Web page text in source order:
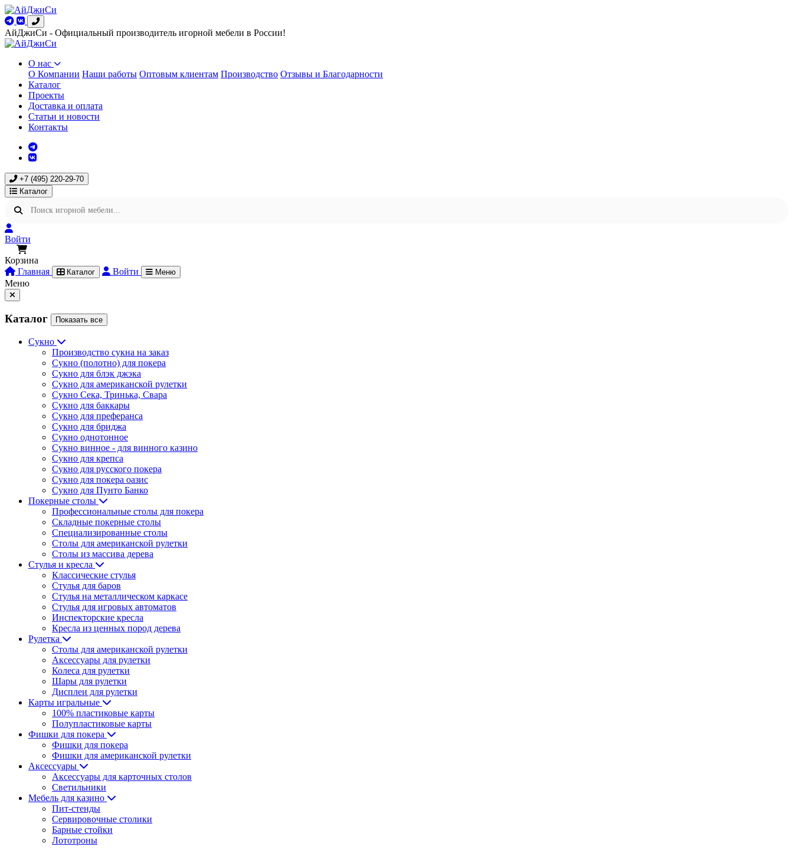
АйДжиСи - Официальный производитель игорной мебели в России!
О нас
О Компании Наши работы Оптовым клиентам Производство Отзывы и Благодарности
Каталог
Проекты
Доставка и оплата
Статьи и новости
Контакты
+7 (495) 220-29-70
Каталог
Войти
Корзина
Главная
Каталог Войти Меню
Меню
Каталог Показать все
Сукно
Производство сукна на заказ
Сукно (полотно) для покера
Сукно для блэк джэка
Сукно для американской рулетки
Сукно Сека, Тринька, Свара
Сукно для баккары
Сукно для преферанса
Сукно для бриджа
Сукно однотонное
Сукно винное - для винного казино
Сукно для крепса
Сукно для русского покера
Сукно для покера оазис
Сукно для Пунто Банко
Покерные столы
Профессиональные столы для покера
Складные покерные столы
Специализированные столы
Столы для американской рулетки
Столы из массива дерева
Стулья и кресла
Классические стулья
Стулья для баров
Стулья на металлическом каркасе
Стулья для игровых автоматов
Инспекторские кресла
Кресла из ценных пород дерева
Рулетка
Столы для американской рулетки
Аксессуары для рулетки
Колеса для рулетки
Шары для рулетки
Дисплеи для рулетки
Карты игральные
100% пластиковые карты
Полупластиковые карты
Фишки для покера
Фишки для покера
Фишки для американской рулетки
Аксессуары
Аксессуары для карточных столов
Светильники
Мебель для казино
Пит-стенды
Сервировочные столики
Барные стойки
Лототроны